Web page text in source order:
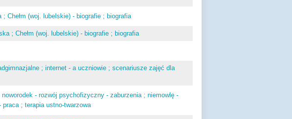
Chełm (woj. lubelskie) - biografie ; biografia
; Chełm (woj. lubelskie) - biografie ; biografia
; internet - a uczniowie ; scenariusze zajęć dla
- rozwój psychofizyczny - zaburzenia ; niemowlę -
; terapia ustno-twarzowa